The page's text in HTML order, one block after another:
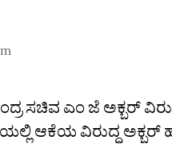
ಸಚಿವ ಎಂ ಜೆ ಅಕ್ಬರ್‌
ಆಕೆಯ ವಿರುದ್ಧ ಅಕ್ಬರ್‌